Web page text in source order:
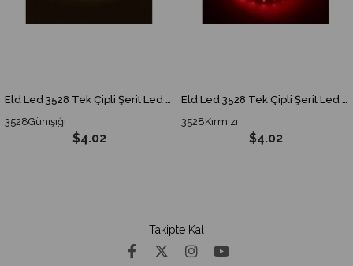
Eld Led 3528 Tek Çipli Şerit Led 5 Metre GünIşığı
3528Günışığı
$4.02
Eld Led 3528 Tek Çipli Şerit Led 5 Metre Kırmızı
3528Kırmızı
$4.02
Takipte Kal